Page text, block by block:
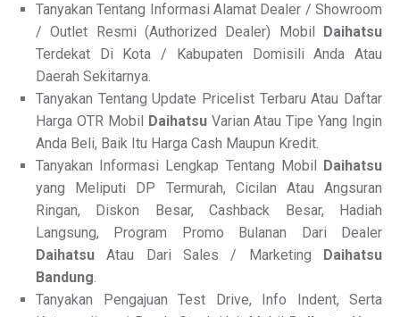
Tanyakan Tentang Informasi Alamat Dealer / Showroom
/ Outlet Resmi (Authorized Dealer) Mobil Daihatsu
Terdekat Di Kota / Kabupaten Domisili Anda Atau
Daerah Sekitarnya.
Tanyakan Tentang Update Pricelist Terbaru Atau Daftar
Harga OTR Mobil DaihatsuVarian Atau Tipe Yang Ingin
Anda Beli, Baik Itu Harga Cash Maupun Kredit.
Tanyakan Informasi Lengkap Tentang Mobil Daihatsu
yang Meliputi DP Termurah, Cicilan Atau Angsuran
Ringan, Diskon Besar, Cashback Besar, Hadiah
Langsung, Program Promo Bulanan Dari Dealer
Daihatsu Atau Dari Sales / Marketing Daihatsu
Bandung.
Tanyakan Pengajuan Test Drive, Info Indent, Serta